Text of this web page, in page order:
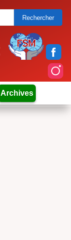
Archives